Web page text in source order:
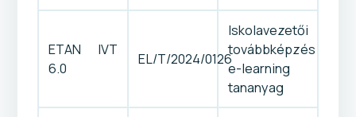
ETAN IVT
6.0
EL/T/2024/0126
Iskolavezetői
továbbképzés
e-learning
tananyag